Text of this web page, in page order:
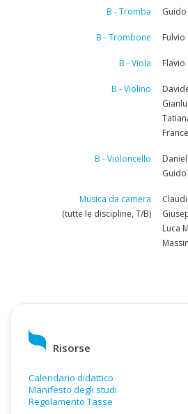
B - Tromba
B - Trombone Fulvio
B - Viola
B - Violino
B - Violoncello
Musica da camera
(tutte le discipline, T/B)
Luca
Risorse
Calendario didattico
Manifesto degli studi
Regolamento Tasse